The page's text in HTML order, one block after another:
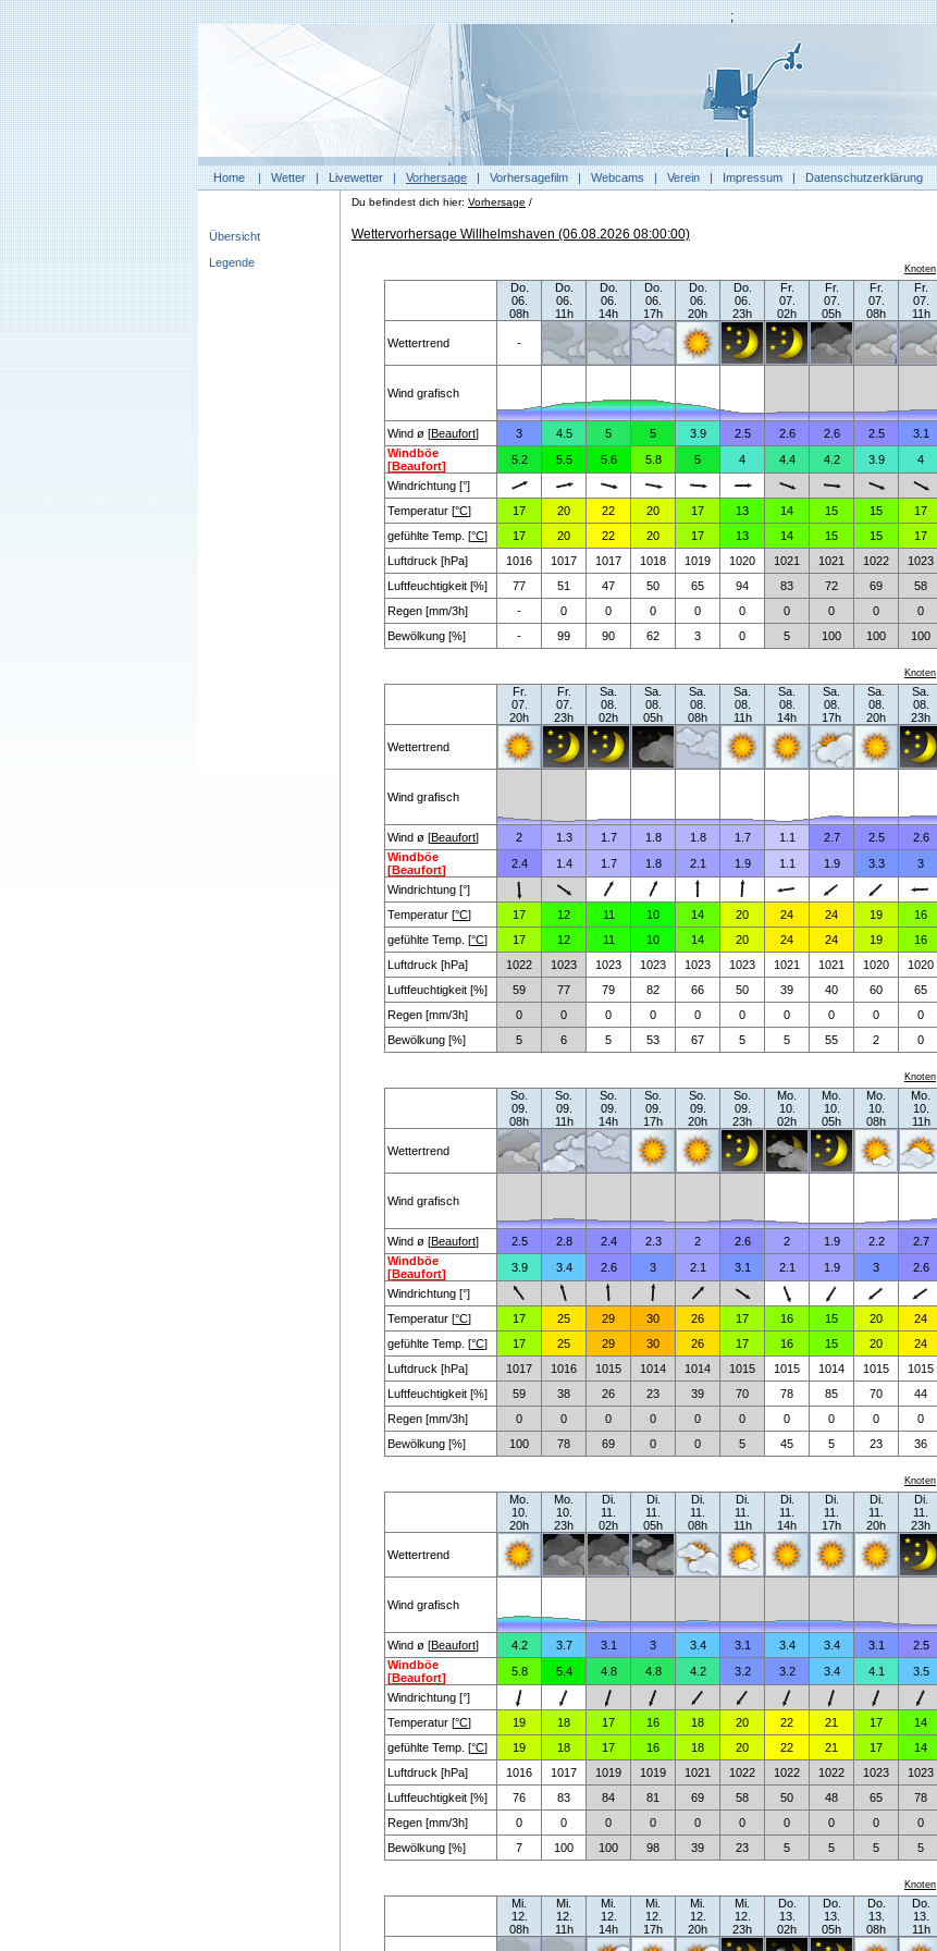
;
Home|Wetter|Livewetter|Vorhersage|Vorhersagefilm|Webcams|Verein|Impressum|Datenschutzerklärung
Übersicht
Legende
Du befindest dich hier: Vorhersage /
Wettervorhersage Willhelmshaven (06.08.2026 08:00:00)
Knoten
Do.
06.
08h
Do.
06.
11h
Do.
06.
14h
Do.
06.
17h
Do.
06.
20h
Do.
06.
23h
Fr.
07.
02h
Fr.
07.
05h
Fr.
07.
08h
Fr.
07.
11h
Wettertrend -
Wind grafisch
Wind ø [Beaufort] 3 4.5 5 5 3.9 2.5 2.6 2.6 2.5 3.1
Windböe
[Beaufort] 5.2 5.5 5.6 5.8 5 4 4.4 4.2 3.9 4
Windrichtung [°]
Temperatur [°C] 17 20 22 20 17 13 14 15 15 17
gefühlte Temp. [°C] 17 20 22 20 17 13 14 15 15 17
Luftdruck [hPa]
1016 1017 1017 1018 1019 1020 1021 1021 1022 1023
Luftfeuchtigkeit [%]
77 51 47 50 65 94 83 72 69 58
Regen [mm/3h]
- 0 0 0 0 0 0 0 0 0
Bewölkung [%]
- 99 90 62 3 0 5 100 100 100
Knoten
Fr.
07.
20h
Fr.
07.
23h
Sa.
08.
02h
Sa.
08.
05h
Sa.
08.
08h
Sa.
08.
11h
Sa.
08.
14h
Sa.
08.
17h
Sa.
08.
20h
Sa.
08.
23h
Wettertrend
Wind grafisch
Wind ø [Beaufort] 2 1.3 1.7 1.8 1.8 1.7 1.1 2.7 2.5 2.6
Windböe
[Beaufort] 2.4 1.4 1.7 1.8 2.1 1.9 1.1 1.9 3.3 3
Windrichtung [°]
Temperatur [°C] 17 12 11 10 14 20 24 24 19 16
gefühlte Temp. [°C] 17 12 11 10 14 20 24 24 19 16
Luftdruck [hPa]
1022 1023 1023 1023 1023 1023 1021 1021 1020 1020
Luftfeuchtigkeit [%]
59 77 79 82 66 50 39 40 60 65
Regen [mm/3h]
0 0 0 0 0 0 0 0 0 0
Bewölkung [%]
5 6 5 53 67 5 5 55 2 0
Knoten
So.
09.
08h
So.
09.
11h
So.
09.
14h
So.
09.
17h
So.
09.
20h
So.
09.
23h
Mo.
10.
02h
Mo.
10.
05h
Mo.
10.
08h
Mo.
10.
11h
Wettertrend
Wind grafisch
Wind ø [Beaufort] 2.5 2.8 2.4 2.3 2 2.6 2 1.9 2.2 2.7
Windböe
[Beaufort] 3.9 3.4 2.6 3 2.1 3.1 2.1 1.9 3 2.6
Windrichtung [°]
Temperatur [°C] 17 25 29 30 26 17 16 15 20 24
gefühlte Temp. [°C] 17 25 29 30 26 17 16 15 20 24
Luftdruck [hPa]
1017 1016 1015 1014 1014 1015 1015 1014 1015 1015
Luftfeuchtigkeit [%]
59 38 26 23 39 70 78 85 70 44
Regen [mm/3h]
0 0 0 0 0 0 0 0 0 0
Bewölkung [%]
100 78 69 0 0 5 45 5 23 36
Knoten
Mo.
10.
20h
Mo.
10.
23h
Di.
11.
02h
Di.
11.
05h
Di.
11.
08h
Di.
11.
11h
Di.
11.
14h
Di.
11.
17h
Di.
11.
20h
Di.
11.
23h
Wettertrend
Wind grafisch
Wind ø [Beaufort] 4.2 3.7 3.1 3 3.4 3.1 3.4 3.4 3.1 2.5
Windböe
[Beaufort] 5.8 5.4 4.8 4.8 4.2 3.2 3.2 3.4 4.1 3.5
Windrichtung [°]
Temperatur [°C] 19 18 17 16 18 20 22 21 17 14
gefühlte Temp. [°C] 19 18 17 16 18 20 22 21 17 14
Luftdruck [hPa]
1016 1017 1019 1019 1021 1022 1022 1022 1023 1023
Luftfeuchtigkeit [%]
76 83 84 81 69 58 50 48 65 78
Regen [mm/3h]
0 0 0 0 0 0 0 0 0 0
Bewölkung [%]
7 100 100 98 39 23 5 5 5 5
Knoten
Mi.
12.
08h
Mi.
12.
11h
Mi.
12.
14h
Mi.
12.
17h
Mi.
12.
20h
Mi.
12.
23h
Do.
13.
02h
Do.
13.
05h
Do.
13.
08h
Do.
13.
11h